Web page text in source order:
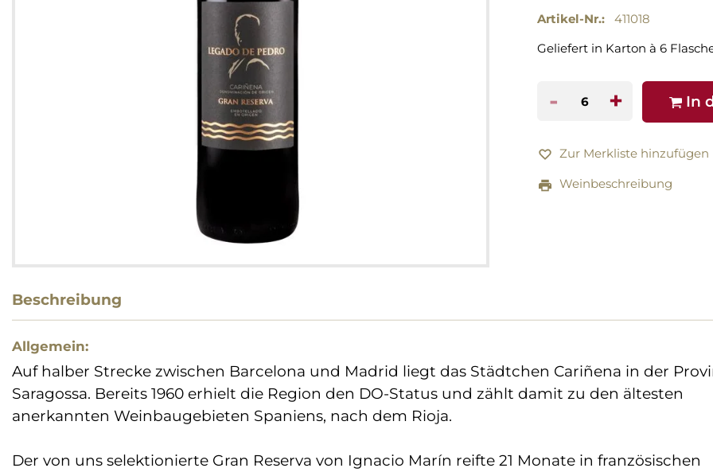
Artikel-Nr.:
411018
Geliefert in Karton à 6
- + In
Zur Merkliste hinzufügen
Weinbeschreibung
Beschreibung
Allgemein:
Auf halber Strecke zwischen Barcelona und Madrid liegt das Städtchen Cariñena in der
Saragossa. Bereits 1960 erhielt die Region den DO-Status und zählt damit zu den ältesten
anerkannten Weinbaugebieten Spaniens, nach dem Rioja.
Der von uns selektionierte Gran Reserva von Ignacio Marín reifte 21 Monate in französischen